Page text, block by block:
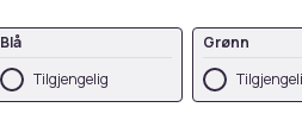
Blå
Tilgjengelig
Grønn